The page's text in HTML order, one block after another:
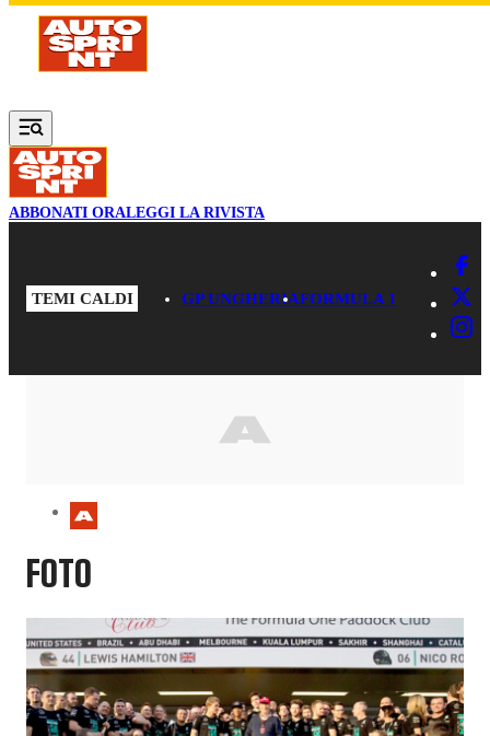
Vai al contenuto principale
ABBONATI ORALEGGI LA RIVISTA
TEMI CALDI GP UNGHERIAFORMULA 1
FOTO